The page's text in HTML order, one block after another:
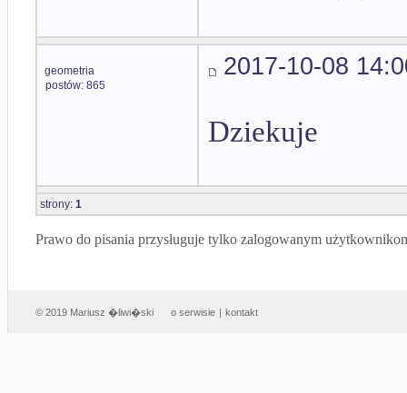
geometria
postów: 865
2017-10-08
Dziekuje
strony: 1
Prawo do pisania przysługuje tylko zalogowanym
© 2019 Mariusz �liwi�ski o serwisie | kontakt